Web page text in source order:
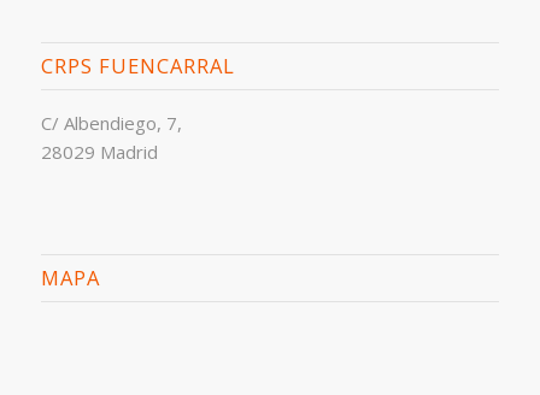
CRPS FUENCARRAL
C/ Albendiego, 7,
28029 Madrid
MAPA